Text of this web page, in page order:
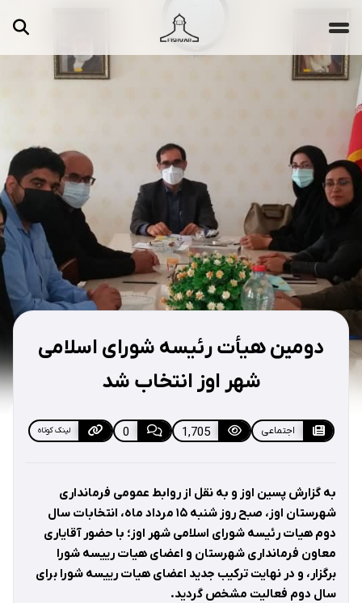
ویدیوها دسته‌بندی‌ها
دومین هیأت رئیسه شورای اسلامی
شهر اوز انتخاب شد
اجتماعی 1,705
0 لینک کوتاه
به گزارش پسین اوز و به نقل از روابط عمومی فرمانداری
شهرستان اوز، صبح روز شنبه ۱۵ مرداد ماه، انتخابات سال
دوم هیات رئیسه شورای اسلامی شهر اوز؛ با حضور آقایاری
معاون فرمانداری شهرستان و اعضای هیات رییسه شورا
برگزار، و در نهایت ترکیب جدید اعضای هیات رییسه شورا برای
سال دوم فعالیت مشخص گردید.